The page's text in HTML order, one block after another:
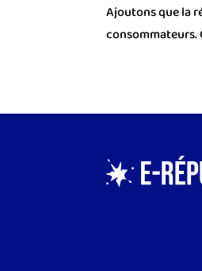
Ajoutons que la
consommateurs.